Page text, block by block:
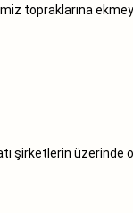
topraklarına
şirketlerin üzerinde